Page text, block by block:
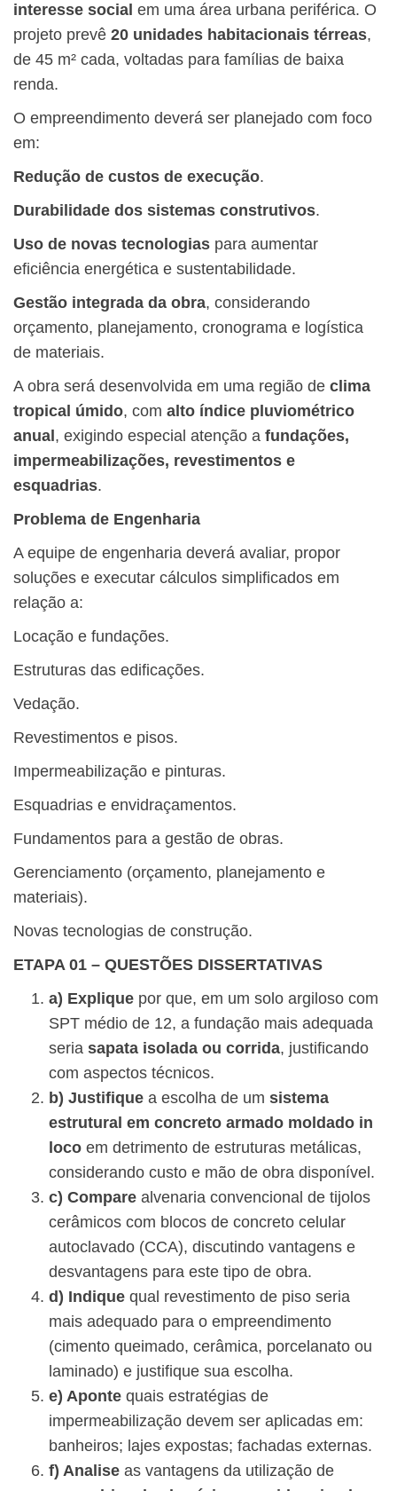
interesse social em uma área urbana periférica. O
projeto prevê 20 unidades habitacionais térreas,
de 45 m² cada, voltadas para famílias de baixa
renda.
O empreendimento deverá ser planejado com foco
em:
Redução de custos de execução.
Durabilidade dos sistemas construtivos.
Uso de novas tecnologias para aumentar
eficiência energética e sustentabilidade.
Gestão integrada da obra, considerando
orçamento, planejamento, cronograma e logística
de materiais.
A obra será desenvolvida em uma região de clima
tropical úmido, com alto índice pluviométrico
anual , exigindo especial atenção a fundações,
impermeabilizações, revestimentos e
esquadrias.
Problema de Engenharia
A equipe de engenharia deverá avaliar, propor
soluções e executar cálculos simplificados em
relação a:
Locação e fundações.
Estruturas das edificações.
Vedação.
Revestimentos e pisos.
Impermeabilização e pinturas.
Esquadrias e envidraçamentos.
Fundamentos para a gestão de obras.
Gerenciamento (orçamento, planejamento e
materiais).
Novas tecnologias de construção.
ETAPA 01 – QUESTÕES DISSERTATIVAS
a) Explique por que, em um solo argiloso com
SPT médio de 12, a fundação mais adequada
seria sapata isolada ou corrida, justificando
com aspectos técnicos.
b) Justifique a escolha de um sistema
estrutural em concreto armado moldado in
loco em detrimento de estruturas metálicas,
considerando custo e mão de obra disponível.
c) Compare alvenaria convencional de tijolos
cerâmicos com blocos de concreto celular
autoclavado (CCA), discutindo vantagens e
desvantagens para este tipo de obra.
d) Indique qual revestimento de piso seria
mais adequado para o empreendimento
(cimento queimado, cerâmica, porcelanato ou
laminado) e justifique sua escolha.
e) Aponte quais estratégias de
impermeabilização devem ser aplicadas em:
banheiros; lajes expostas; fachadas externas.
f) Analise as vantagens da utilização de